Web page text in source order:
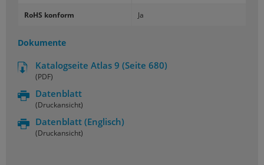
RoHS konform Ja
Dokumente
Katalogseite Atlas 9 (Seite 680)
(PDF)
Datenblatt
(Druckansicht)
Datenblatt (Englisch)
(Druckansicht)